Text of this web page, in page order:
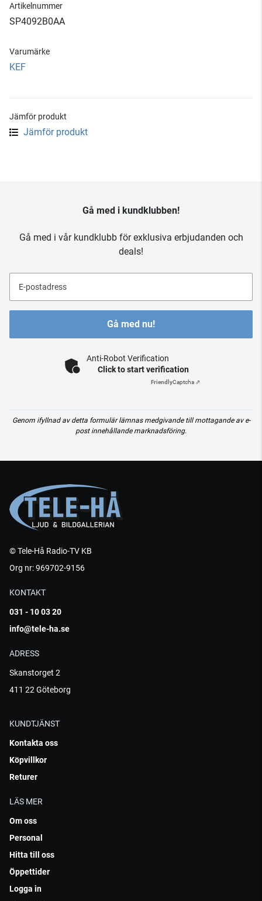
Artikelnummer
SP4092B0AA
Varumärke
KEF
Jämför produkt
Jämför produkt
Gå med i kundklubben!
Gå med i vår kundklubb för exklusiva erbjudanden och
deals!
E-postadress
Gå med nu!
Anti-Robot Verification
Click to start verification
FriendlyCaptcha ⇗
Genom ifyllnad av detta formulär lämnas medgivande till mottagande av e-
post innehållande marknadsföring.
© Tele-Hå Radio-TV KB
Org nr: 969702-9156
KONTAKT
031 - 10 03 20
info@tele-ha.se
ADRESS
Skanstorget 2
411 22 Göteborg
KUNDTJÄNST
Kontakta oss
Köpvillkor
Returer
LÄS MER
Om oss
Personal
Hitta till oss
Öppettider
Logga in